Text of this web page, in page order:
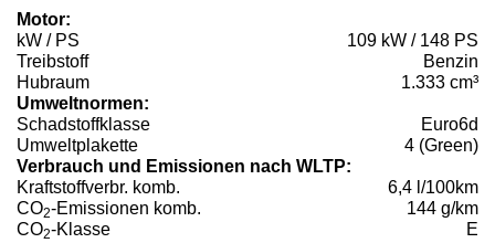
Motor:
kW / PS
109 kW / 148 PS
Treibstoff
Benzin
Hubraum
1.333 cm³
Umweltnormen:
Schadstoffklasse
Euro6d
Umweltplakette
4 (Green)
Verbrauch und Emissionen nach WLTP:
Kraftstoffverbr. komb.
6,4 l/100km
CO2-Emissionen komb.
144 g/km
CO2-Klasse E